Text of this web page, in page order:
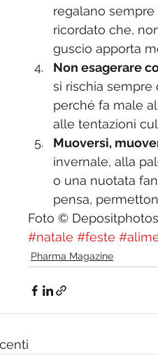
regalano
ricordato che,
guscio apporta
Non esagerare
si rischia
perché fa male
alle tentazioni
Muoversi,
invernale, alla
o una nuotata
pensa,
Foto ©
#natale #feste
Pharma Magazine